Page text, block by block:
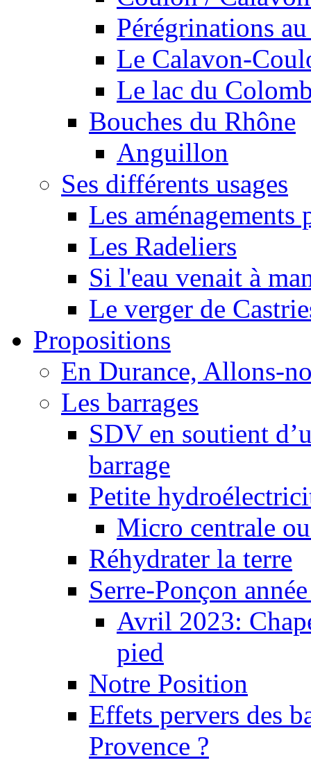
Pérégrinations
Le Calavon-
Le lac du
Bouches du Rhône
Anguillon
Ses différents usages
Les
Les Radeliers
Si l'eau venait à
Le verger de
Propositions
En Durance, Allons-
Les barrages
SDV en soutient
barrage
Petite
Micro centrale
Réhydrater la terre
Serre-Ponçon
Avril 2023:
pied
Notre Position
Effets pervers des
Provence ?